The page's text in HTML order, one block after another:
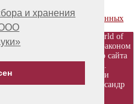
и хранения
ООО
хранения персональных данных
\ «Publishing company «World of
на сайте, охраняются Законом
любых материалов этого сайта
сайте научные публикации
и поддержка сайта - Александр